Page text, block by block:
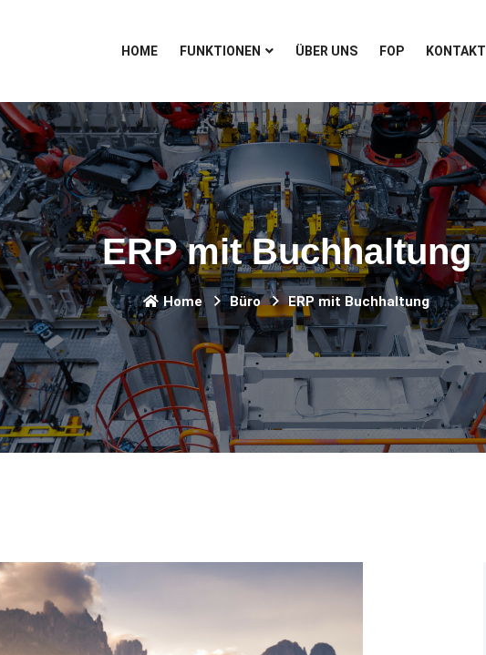
HOME FUNKTIONEN ÜBER UNS FOP KONTAKT
ERP mit Buchhaltung
Home Büro ERP mit Buchhaltung